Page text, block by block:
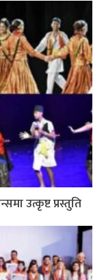
उत्कृष्ट प्रस्तुति